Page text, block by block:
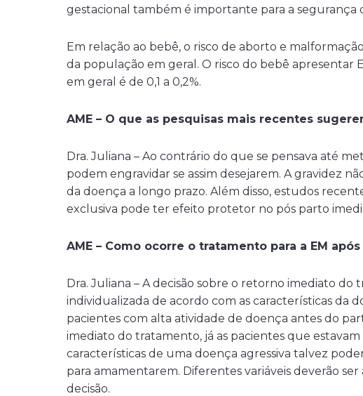
gestacional também é importante para a segurança
Em relação ao bebê, o risco de aborto e
da população em geral. O risco do bebê apresentar
em geral é de 0,1 a 0,2%.
AME – O que as pesquisas mais recentes
Dra. Juliana – Ao contrário do que se pensava até
podem engravidar se assim desejarem. A gravidez
da doença a longo prazo. Além disso, estudos
exclusiva pode ter efeito protetor no pós parto
AME – Como ocorre o tratamento para a EM
Dra. Juliana – A decisão sobre o retorno imediato
individualizada de acordo com as características da
pacientes com alta atividade de doença antes do
imediato do tratamento, já as pacientes que
características de uma doença agressiva talvez
para amamentarem. Diferentes variáveis deverão
decisão.